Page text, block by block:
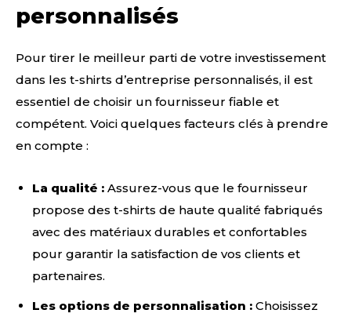
personnalisés
Pour tirer le meilleur parti de votre investissement
dans les t-shirts d’entreprise personnalisés, il est
essentiel de choisir un fournisseur fiable et
compétent. Voici quelques facteurs clés à prendre
en compte :
La qualité : Assurez-vous que le fournisseur
propose des t-shirts de haute qualité fabriqués
avec des matériaux durables et confortables
pour garantir la satisfaction de vos clients et
partenaires.
Les options de personnalisation : Choisissez